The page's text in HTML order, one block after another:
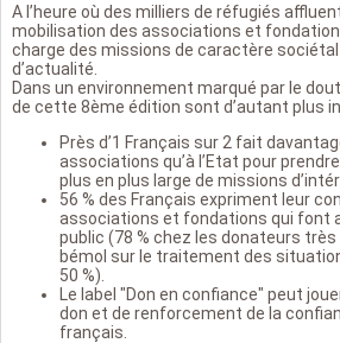
A l’heure où des milliers de réfugiés
mobilisation des associations et
charge des missions de caractère
d’actualité.
Dans un environnement marqué par le
de cette 8ème édition sont d’autant plus
Près d’1 Français sur 2 fait
associations qu’à l’Etat pour
plus en plus large de missions
56 % des Français expriment leur
associations et fondations qui font
public (78 % chez les donateurs
bémol sur le traitement des
50 %).
Le label "Don en confiance" peut
don et de renforcement de la
français.